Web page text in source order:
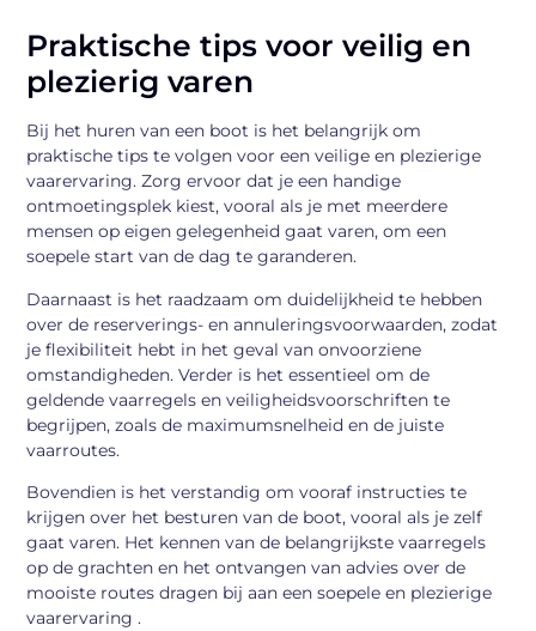
Praktische tips voor veilig en
plezierig varen
Bij het huren van een boot is het belangrijk om
praktische tips te volgen voor een veilige en plezierige
vaarervaring. Zorg ervoor dat je een handige
ontmoetingsplek kiest, vooral als je met meerdere
mensen op eigen gelegenheid gaat varen, om een
soepele start van de dag te garanderen.
Daarnaast is het raadzaam om duidelijkheid te hebben
over de reserverings- en annuleringsvoorwaarden, zodat
je flexibiliteit hebt in het geval van onvoorziene
omstandigheden. Verder is het essentieel om de
geldende vaarregels en veiligheidsvoorschriften te
begrijpen, zoals de maximumsnelheid en de juiste
vaarroutes.
Bovendien is het verstandig om vooraf instructies te
krijgen over het besturen van de boot, vooral als je zelf
gaat varen. Het kennen van de belangrijkste vaarregels
op de grachten en het ontvangen van advies over de
mooiste routes dragen bij aan een soepele en plezierige
vaarervaring .